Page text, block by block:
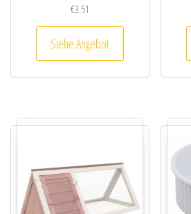
€3.51
Siehe Angebot